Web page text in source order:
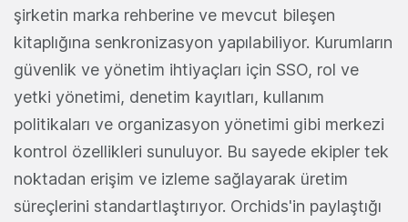
şirketin marka rehberine ve mevcut bileşen
kitaplığına senkronizasyon yapılabiliyor. Kurumların
güvenlik ve yönetim ihtiyaçları için SSO, rol ve
yetki yönetimi, denetim kayıtları, kullanım
politikaları ve organizasyon yönetimi gibi merkezi
kontrol özellikleri sunuluyor. Bu sayede ekipler tek
noktadan erişim ve izleme sağlayarak üretim
süreçlerini standartlaştırıyor. Orchids'in paylaştığı